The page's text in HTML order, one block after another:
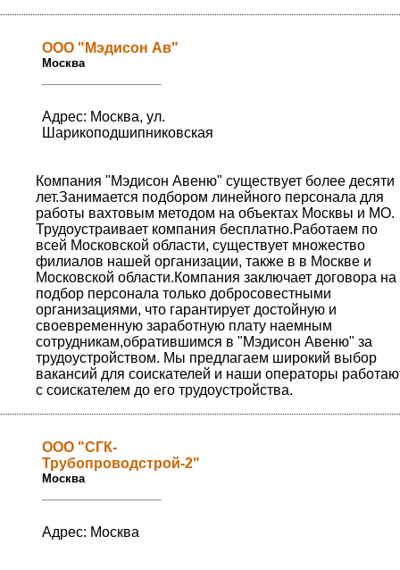
ООО "Мэдисон Ав"
Москва
Адрес: Москва, ул.
Шарикоподшипниковская
Компания "Мэдисон Авеню" существует более десяти
лет.Занимается подбором линейного персонала для
работы вахтовым методом на объектах Москвы и МО.
Трудоустраивает компания бесплатно.Работаем по
всей Московской области, существует множество
филиалов нашей организации, также в в Москве и
Московской области.Компания заключает договора на
подбор персонала только добросовестными
организациями, что гарантирует достойную и
своевременную заработную плату наемным
сотрудникам,обратившимся в "Мэдисон Авеню" за
трудоустройством. Мы предлагаем широкий выбор
вакансий для соискателей и наши операторы
с соискателем до его трудоустройства.
ООО "СГК-
Трубопроводстрой-2"
Москва
Адрес: Москва